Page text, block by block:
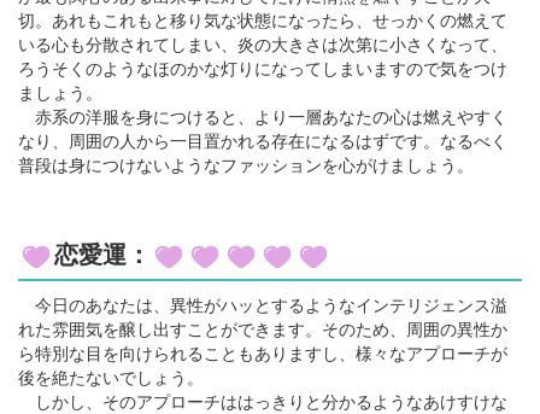
切。あれもこれもと移り気な状態になったら、せっかくの燃えて
いる心も分散されてしまい、炎の大きさは次第に小さくなって、
ろうそくのようなほのかな灯りになってしまいますので気をつけ
ましょう。
赤系の洋服を身につけると、より一層あなたの心は燃えやすく
なり、周囲の人から一目置かれる存在になるはずです。なるべく
普段は身につけないようなファッションを心がけましょう。
恋愛運：
今日のあなたは、異性がハッとするようなインテリジェンス溢
れた雰囲気を醸し出すことができます。そのため、周囲の異性か
ら特別な目を向けられることもありますし、様々なアプローチが
後を絶たないでしょう。
しかし、そのアプローチははっきりと分かるようなあけすけな